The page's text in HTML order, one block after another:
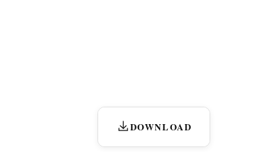
DOWNLOAD